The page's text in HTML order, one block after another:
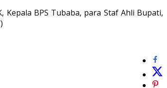
Kepala BPS Tubaba, para Staf Ahli Bupati,